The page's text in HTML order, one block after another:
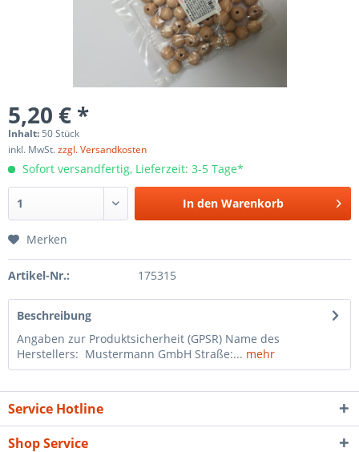
5,20 € *
Inhalt: 50 Stück
inkl. MwSt.zzgl. Versandkosten
Sofort versandfertig, Lieferzeit: 3-5 Tage*
In den Warenkorb
Merken
Artikel-Nr.: 175315
Beschreibung
Angaben zur Produktsicherheit (GPSR) Name des
Herstellers: Mustermann GmbH Straße:... mehr
Service Hotline
Shop Service